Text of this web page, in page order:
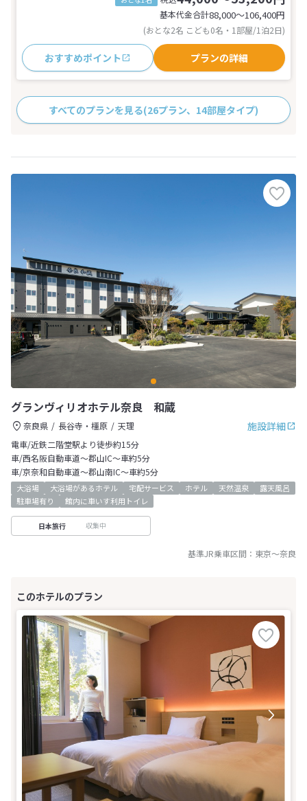
基本代金合計88,000〜106,400円
(おとな2名 こども0名・1部屋/1泊2日)
おすすめポイント プランの詳細
すべてのプランを見る(26プラン、14部屋タイプ)
グランヴィリオホテル奈良 和蔵
施設詳細
奈良県 長谷寺・橿原
天理
電車/近鉄二階堂駅より徒歩約15分
車/西名阪自動車道～郡山IC～車約5分
車/京奈和自動車道～郡山南IC～車約5分
大浴場 大浴場があるホテル 宅配サービス ホテル 天然温泉
露天風呂
駐車場有り
館内に車いす利用トイレ
日本旅行 収集中
基準JR乗車区間： 東京～奈良